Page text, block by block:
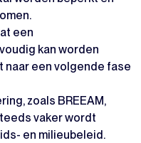
een
kan worden
naar een volgende fase
zoals BREEAM,
vaker wordt
en milieubeleid.